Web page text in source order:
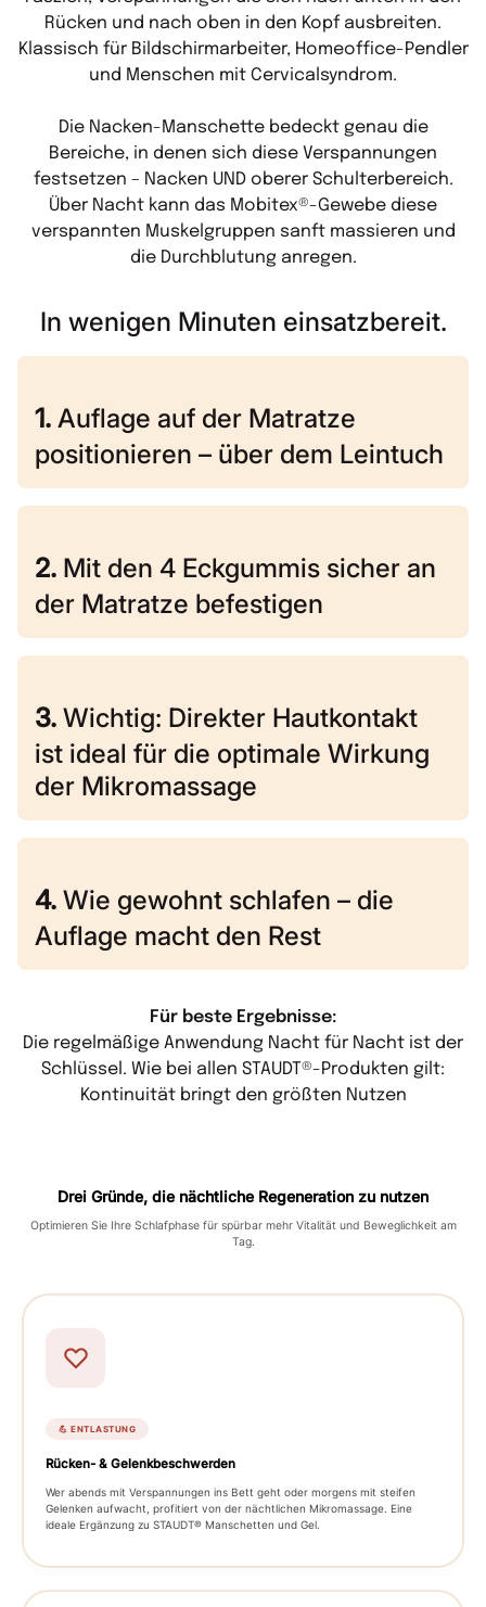
Rücken und nach oben in den Kopf ausbreiten.
Klassisch für Bildschirmarbeiter, Homeoffice-Pendler
und Menschen mit Cervicalsyndrom.
Die Nacken-Manschette bedeckt genau die
Bereiche, in denen sich diese Verspannungen
festsetzen – Nacken UND oberer Schulterbereich.
Über Nacht kann das Mobitex®-Gewebe diese
verspannten Muskelgruppen sanft massieren und
die Durchblutung anregen.
In wenigen Minuten einsatzbereit.
1. Auflage auf der Matratze
positionieren – über dem Leintuch
2. Mit den 4 Eckgummis sicher an
der Matratze befestigen
3. Wichtig: Direkter Hautkontakt
ist ideal für die optimale Wirkung
der Mikromassage
4. Wie gewohnt schlafen – die
Auflage macht den Rest
Für beste Ergebnisse:
Die regelmäßige Anwendung Nacht für Nacht ist der
Schlüssel. Wie bei allen STAUDT®-Produkten gilt:
Kontinuität bringt den größten Nutzen
Drei Gründe, die nächtliche Regeneration zu nutzen
Optimieren Sie Ihre Schlafphase für spürbar mehr Vitalität und Beweglichkeit am
Tag.
💪 ENTLASTUNG
Rücken- & Gelenkbeschwerden
Wer abends mit Verspannungen ins Bett geht oder morgens mit steifen
Gelenken aufwacht, profitiert von der nächtlichen Mikromassage. Eine
ideale Ergänzung zu STAUDT® Manschetten und Gel.